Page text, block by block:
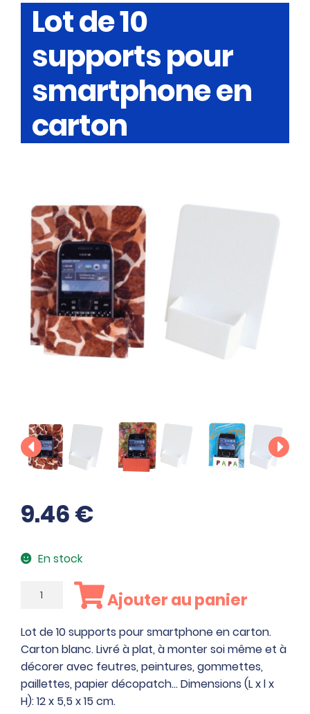
Lot de 10
supports pour
smartphone en
carton
9.46€
En stock
quantité
de
10
supports
pour
smartphone
Ajouter au panier
Lot de 10 supports pour smartphone en carton.
Carton blanc. Livré à plat, à monter soi même et à
décorer avec feutres, peintures, gommettes,
paillettes, papier décopatch… Dimensions (L x l x
H): 12 x 5,5 x 15 cm.